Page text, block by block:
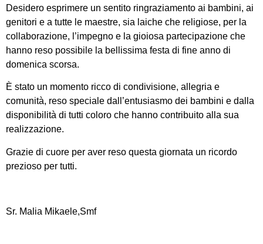
Desidero esprimere un sentito ringraziamento ai bambini, ai
genitori e a tutte le maestre, sia laiche che religiose, per la
collaborazione, l’impegno e la gioiosa partecipazione che
hanno reso possibile la bellissima festa di fine anno di
domenica scorsa.
È stato un momento ricco di condivisione, allegria e
comunità, reso speciale dall’entusiasmo dei bambini e dalla
disponibilità di tutti coloro che hanno contribuito alla sua
realizzazione.
Grazie di cuore per aver reso questa giornata un ricordo
prezioso per tutti.
Sr. Malia Mikaele,Smf